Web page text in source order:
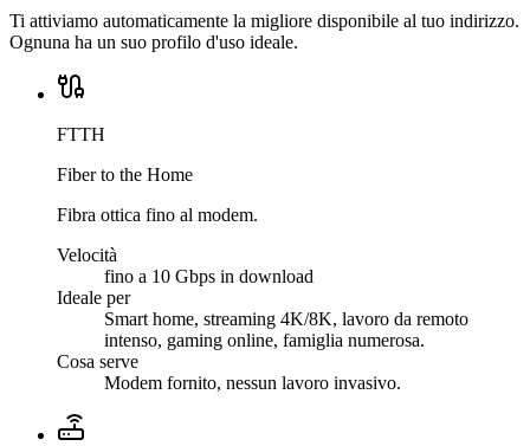
Ti attiviamo automaticamente la migliore disponibile al tuo indirizzo.
Ognuna ha un suo profilo d'uso ideale.
FTTH
Fiber to the Home
Fibra ottica fino al modem.
Velocità
fino a 10 Gbps in download
Ideale per
Smart home, streaming 4K/8K, lavoro da remoto
intenso, gaming online, famiglia numerosa.
Cosa serve
Modem fornito, nessun lavoro invasivo.